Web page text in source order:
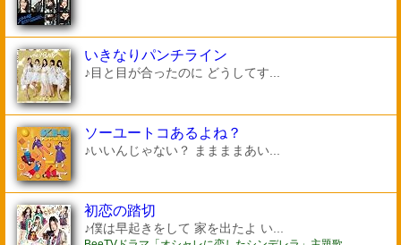
いきなりパンチライン
♪目と目が合ったのに どうしてす...
ソーユートコあるよね？
♪いいんじゃない？ ままままあい...
初恋の踏切
♪僕は早起きをして 家を出たよ い...